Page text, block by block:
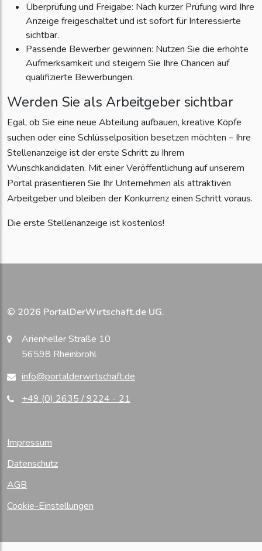
Überprüfung und Freigabe: Nach kurzer Prüfung wird Ihre
Anzeige freigeschaltet und ist sofort für Interessierte
sichtbar.
Passende Bewerber gewinnen: Nutzen Sie die erhöhte
Aufmerksamkeit und steigern Sie Ihre Chancen auf
qualifizierte Bewerbungen.
Werden Sie als Arbeitgeber sichtbar
Egal, ob Sie eine neue Abteilung aufbauen, kreative Köpfe
suchen oder eine Schlüsselposition besetzen möchten – Ihre
Stellenanzeige ist der erste Schritt zu Ihrem
Wunschkandidaten. Mit einer Veröffentlichung auf unserem
Portal präsentieren Sie Ihr Unternehmen als attraktiven
Arbeitgeber und bleiben der Konkurrenz einen Schritt voraus.
Die erste Stellenanzeige ist kostenlos!
© 2026 PortalDerWirtschaft.de UG.
Arienheller Straße 10
56598 Rheinbrohl
info@portalderwirtschaft.de
+49 (0) 2635 / 9224 - 21
Impressum
Datenschutz
AGB
Cookie-Einstellungen